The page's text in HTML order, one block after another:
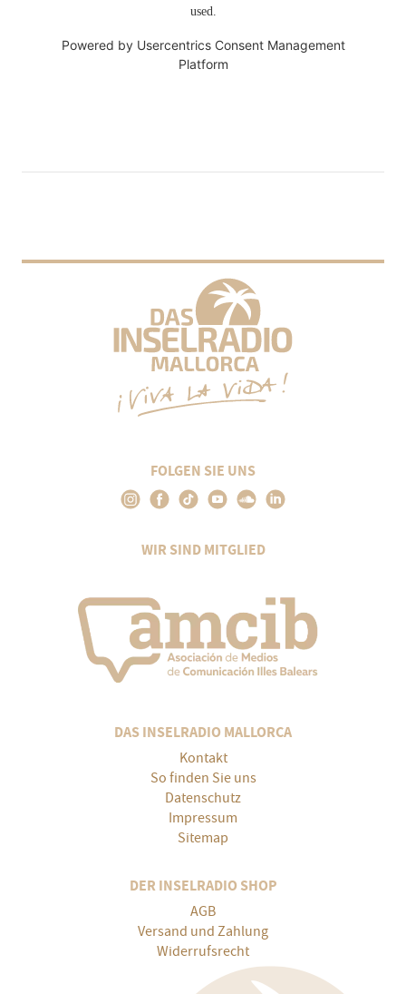
used.
Powered by Usercentrics Consent Management
Platform
FOLGEN SIE UNS
WIR SIND MITGLIED
DAS INSELRADIO MALLORCA
Kontakt
So finden Sie uns
Datenschutz
Impressum
Sitemap
DER INSELRADIO SHOP
AGB
Versand und Zahlung
Widerrufsrecht